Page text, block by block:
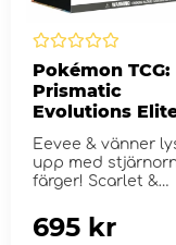
Pokémon TCG:
Prismatic
Evolutions
Trainer Box
Eevee & vänner
upp med
färger! Scarlet &
695 kr